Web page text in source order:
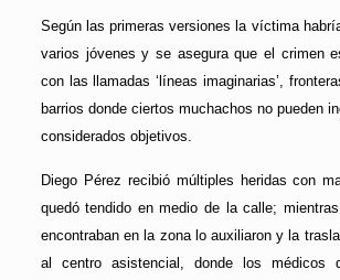
Según las primeras versiones la víctima
varios jóvenes y se asegura que el crimen
con las llamadas ‘líneas imaginarias’,
barrios donde ciertos muchachos no pueden
considerados objetivos.
Diego Pérez recibió múltiples heridas con
quedó tendido en medio de la calle;
encontraban en la zona lo auxiliaron y la
al centro asistencial, donde los médicos